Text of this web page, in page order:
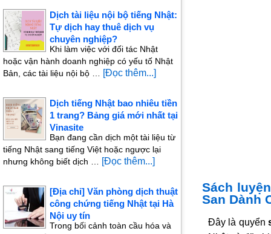
Sách
San Dành
Đây là quyển
Dịch tài liệu nội bộ tiếng Nhật:
Tự dịch hay thuê dịch vụ
chuyên nghiệp?
Khi làm việc với đối tác Nhật
hoặc vận hành doanh nghiệp có yếu tố Nhật
Bản, các tài liệu nội bộ …
[Đọc thêm...]
Dịch tiếng Nhật bao nhiêu tiền
1 trang? Bảng giá mới nhất tại
Vinasite
Bạn đang cần dịch một tài liệu từ
tiếng Nhật sang tiếng Việt hoặc ngược lại
nhưng không biết dịch …
[Đọc thêm...]
[Địa chỉ] Văn phòng dịch thuật
công chứng tiếng Nhật tại Hà
Nội uy tín
Trong bối cảnh toàn cầu hóa và